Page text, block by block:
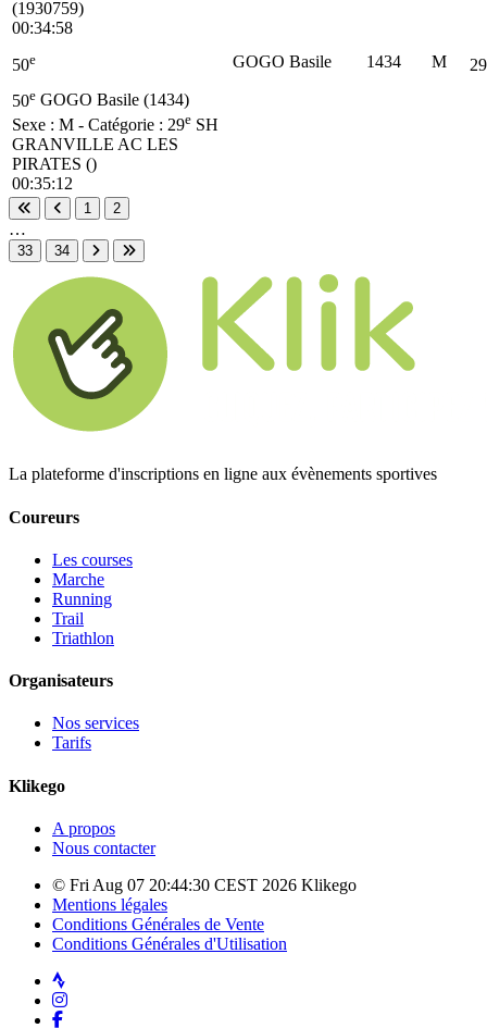
(1930759)
00:34:58
50e GOGO Basile 1434 M
29
50e GOGO Basile (1434)
Sexe : M - Catégorie : 29e SH
GRANVILLE AC LES
PIRATES ()
00:35:12
Première page
Page précédente
1 2
…
33
34
Page suivante
Dernière page
La plateforme d'inscriptions en ligne aux évènements sportives
Coureurs
Les courses
Marche
Running
Trail
Triathlon
Organisateurs
Nos services
Tarifs
Klikego
A propos
Nous contacter
© Fri Aug 07 20:44:30 CEST 2026 Klikego
Mentions légales
Conditions Générales de Vente
Conditions Générales d'Utilisation
Strava
Instagram
Facebook